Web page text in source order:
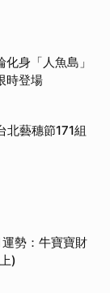
身「人魚島」
時登場
藝穗節171組
勢：牛寶寶財
)